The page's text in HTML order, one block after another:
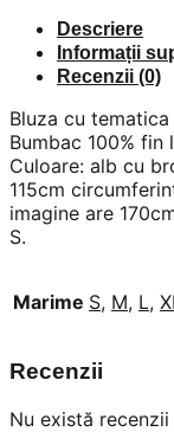
Descriere
Informații
Recenzii (0)
Bluza cu
Bumbac 100% fin
Culoare: alb cu
115cm
imagine are
S.
Marime S, M, L,
Recenzii
Nu există recenzii